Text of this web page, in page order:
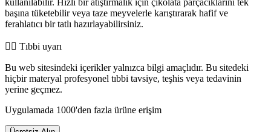
başına tüketebilir veya taze meyvelerle karıştırarak hafif ve
ferahlatıcı bir tatlı hazırlayabilirsiniz.
👨‍⚕️️ Tıbbi uyarı
Bu web sitesindeki içerikler yalnızca bilgi amaçlıdır. Bu sitedeki
hiçbir materyal profesyonel tıbbi tavsiye, teşhis veya tedavinin
yerine geçmez.
Uygulamada 1000'den fazla ürüne erişim